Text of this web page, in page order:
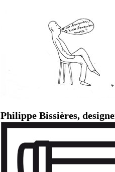
Philippe Bissières,